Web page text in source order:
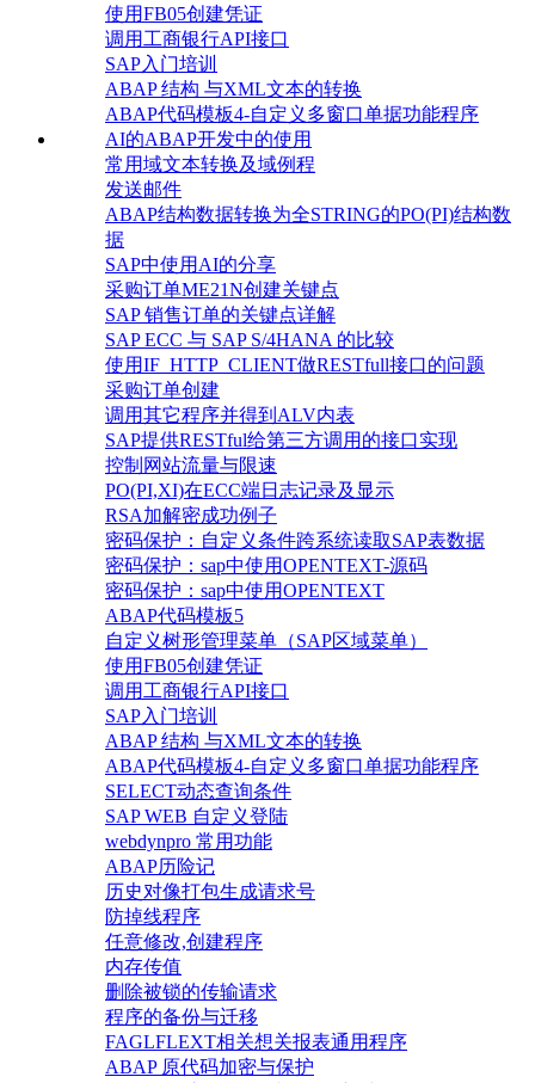
使用FB05创建凭证
调用工商银行API接口
SAP入门培训
ABAP 结构 与XML文本的转换
ABAP代码模板4-自定义多窗口单据功能程序
AI的ABAP开发中的使用
常用域文本转换及域例程
发送邮件
ABAP结构数据转换为全STRING的PO(PI)结构数
据
SAP中使用AI的分享
采购订单ME21N创建关键点
SAP 销售订单的关键点详解
SAP ECC 与 SAP S/4HANA 的比较
使用IF_HTTP_CLIENT做RESTfull接口的问题
采购订单创建
调用其它程序并得到ALV内表
SAP提供RESTful给第三方调用的接口实现
控制网站流量与限速
PO(PI,XI)在ECC端日志记录及显示
RSA加解密成功例子
密码保护：自定义条件跨系统读取SAP表数据
密码保护：sap中使用OPENTEXT-源码
密码保护：sap中使用OPENTEXT
ABAP代码模板5
自定义树形管理菜单（SAP区域菜单）
使用FB05创建凭证
调用工商银行API接口
SAP入门培训
ABAP 结构 与XML文本的转换
ABAP代码模板4-自定义多窗口单据功能程序
SELECT动态查询条件
SAP WEB 自定义登陆
webdynpro 常用功能
ABAP历险记
历史对像打包生成请求号
防掉线程序
任意修改,创建程序
内存传值
删除被锁的传输请求
程序的备份与迁移
FAGLFLEXT相关想关报表通用程序
ABAP 原代码加密与保护